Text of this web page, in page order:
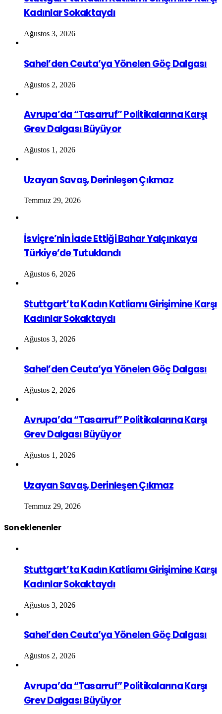
Kadınlar Sokaktaydı
Ağustos 3, 2026
Sahel’den Ceuta’ya Yönelen Göç Dalgası
Ağustos 2, 2026
Avrupa’da “Tasarruf” Politikalarına Karşı
Grev Dalgası Büyüyor
Ağustos 1, 2026
Uzayan Savaş, Derinleşen Çıkmaz
Temmuz 29, 2026
İsviçre’nin İade Ettiği Bahar Yalçınkaya
Türkiye’de Tutuklandı
Ağustos 6, 2026
Stuttgart’ta Kadın Katliamı Girişimine Karşı
Kadınlar Sokaktaydı
Ağustos 3, 2026
Sahel’den Ceuta’ya Yönelen Göç Dalgası
Ağustos 2, 2026
Avrupa’da “Tasarruf” Politikalarına Karşı
Grev Dalgası Büyüyor
Ağustos 1, 2026
Uzayan Savaş, Derinleşen Çıkmaz
Temmuz 29, 2026
Son eklenenler
Stuttgart’ta Kadın Katliamı Girişimine Karşı
Kadınlar Sokaktaydı
Ağustos 3, 2026
Sahel’den Ceuta’ya Yönelen Göç Dalgası
Ağustos 2, 2026
Avrupa’da “Tasarruf” Politikalarına Karşı
Grev Dalgası Büyüyor